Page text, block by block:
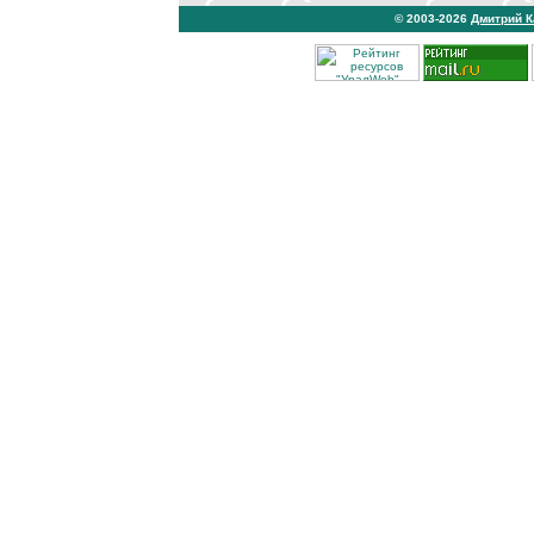
© 2003-2026 Дмитрий